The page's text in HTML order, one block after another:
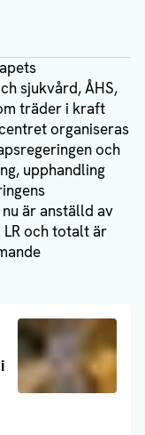
sjukvård, ÅHS,
träder i kraft
organiseras
och
upphandling
är anställd av
och totalt är